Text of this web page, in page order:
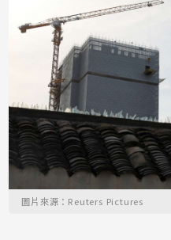
圖片來源：Reuters Pictures